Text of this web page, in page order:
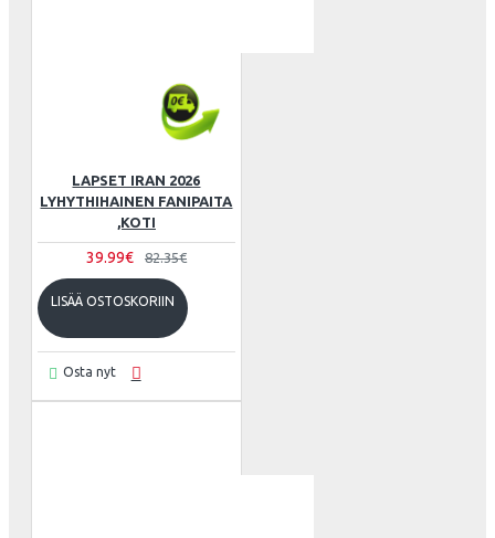
LAPSET IRAN 2026
LYHYTHIHAINEN FANIPAITA
,KOTI
39.99€ 82.35€
LISÄÄ OSTOSKORIIN
Osta nyt